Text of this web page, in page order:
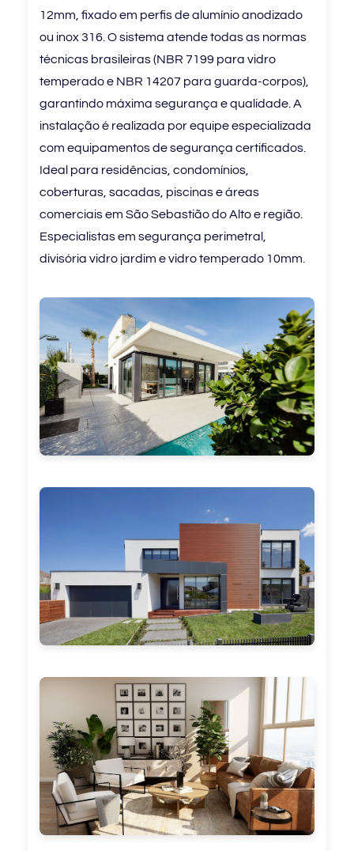
12mm, fixado em perfis de alumínio anodizado
ou inox 316. O sistema atende todas as normas
técnicas brasileiras (NBR 7199 para vidro
temperado e NBR 14207 para guarda-corpos),
garantindo máxima segurança e qualidade. A
instalação é realizada por equipe especializada
com equipamentos de segurança certificados.
Ideal para residências, condomínios,
coberturas, sacadas, piscinas e áreas
comerciais em São Sebastião do Alto e região.
Especialistas em segurança perimetral,
divisória vidro jardim e vidro temperado 10mm.